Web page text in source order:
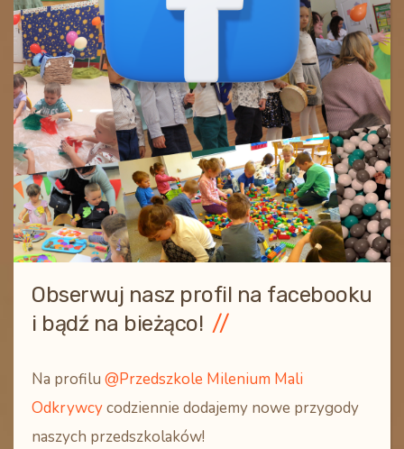
Obserwuj nasz profil na facebooku
i bądź na bieżąco!
Na profilu @Przedszkole Milenium Mali
Odkrywcycodziennie dodajemy nowe przygody
naszych przedszkolaków!